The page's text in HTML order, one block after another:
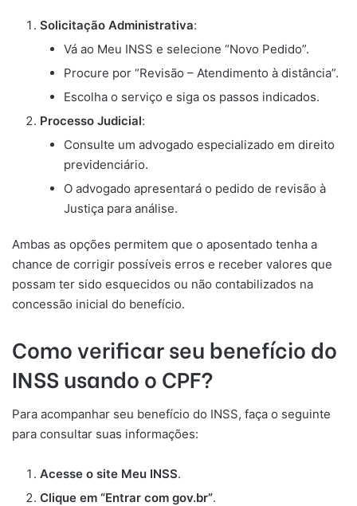
Solicitação Administrativa:
Vá ao Meu INSS e selecione “Novo Pedido”.
Procure por “Revisão – Atendimento à distância”.
Escolha o serviço e siga os passos indicados.
Processo Judicial:
Consulte um advogado especializado em direito
previdenciário.
O advogado apresentará o pedido de revisão à
Justiça para análise.
Ambas as opções permitem que o aposentado tenha a
chance de corrigir possíveis erros e receber valores que
possam ter sido esquecidos ou não contabilizados na
concessão inicial do benefício.
Como verificar seu benefício do
INSS usando o CPF?
Para acompanhar seu benefício do INSS, faça o seguinte
para consultar suas informações:
Acesse o site Meu INSS.
Clique em “Entrar com gov.br”.